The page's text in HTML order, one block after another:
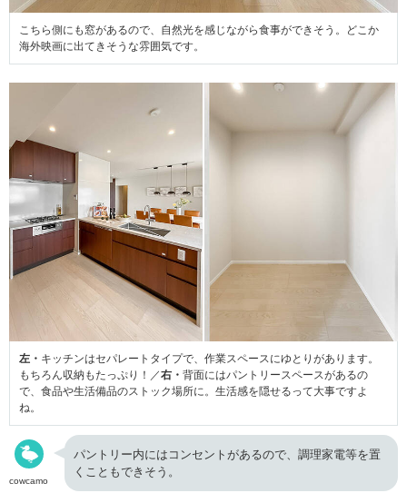
こちら側にも窓があるので、自然光を感じながら食事ができそう。どこか
海外映画に出てきそうな雰囲気です。
左・ キッチンはセパレートタイプで、作業スペースにゆとりがあります。
もちろん収納もたっぷり！／右・ 背面にはパントリースペースがあるの
で、食品や生活備品のストック場所に。生活感を隠せるって大事ですよ
ね。
cowcamo
パントリー内にはコンセントがあるので、調理家電等を置
くこともできそう。